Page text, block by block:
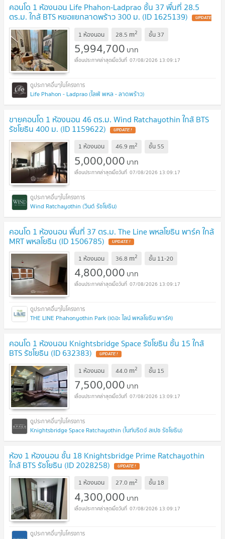
คอนโด 1 ห้องนอน Life Phahon-Ladprao ชั้น 37 พื้นที่ 28.5
ตร.ม. ใกล้ BTS หยอแยกลาดพร้าว 300 ม. (ID 1625139)
1 ห้องนอน 28.5 m2 ชั้น 37
5,994,700 บาท
07/08/2026 13:09:17
Life Phahon - Ladprao (ไลฟ์ พหล - ลาดพร้าว)
ขายคอนโด 1 ห้องนอน 46 ตร.ม. Wind Ratchayothin ใกล้ BTS
รัชโยธิน 400 ม. (ID 1159622)
1 ห้องนอน 46.9 m2 ชั้น 55
5,000,000 บาท
07/08/2026 13:09:17
Wind Ratchayothin (วินด์ รัชโยธิน)
คอนโด 1 ห้องนอน พื้นที่ 37 ตร.ม. The Line พหลโยธิน พาร์ค ใกล้
MRT พหลโยธิน (ID 1506785)
1 ห้องนอน 36.8 m2 ชั้น 11-20
4,800,000 บาท
07/08/2026 13:09:17
THE LINE Phahonyothin Park (เดอะ ไลน์ พหลโยธิน พาร์ค)
คอนโด 1 ห้องนอน Knightsbridge Space รัชโยธิน ชั้น 15 ใกล้
BTS รัชโยธิน (ID 632383)
1 ห้องนอน 44.0 m2 ชั้น 15
7,500,000 บาท
07/08/2026 13:09:17
Knightsbridge Space Ratchayothin (ไนท์บริดจ์ สเปซ รัชโยธิน)
ห้อง 1 ห้องนอน ชั้น 18 Knightsbridge Prime Ratchayothin
ใกล้ BTS รัชโยธิน (ID 2028258)
1 ห้องนอน 27.0 m2 ชั้น 18
4,300,000 บาท
07/08/2026 13:09:17